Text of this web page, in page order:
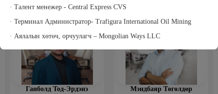
· Талент менежер - Central Express CVS
· Терминал Администратор- Trafigura International Oil Mining
· Аялалын хөтөч, орчуулагч – Mongolian Ways LLC
тогтолцооны хэрэгжүүлэгч
Ганболд Тод-Эрдэнэ Мэндбаяр Төгөлдөр